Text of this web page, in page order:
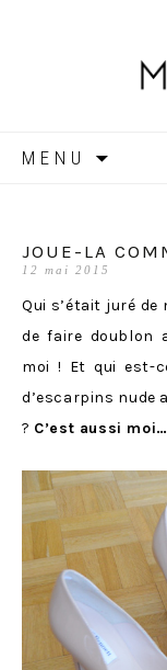
MENU
JOUE-LA
12 mai 2015
Qui s’était juré
de faire doublon
moi ! Et qui est-
d’escarpins nude
? C’est aussi